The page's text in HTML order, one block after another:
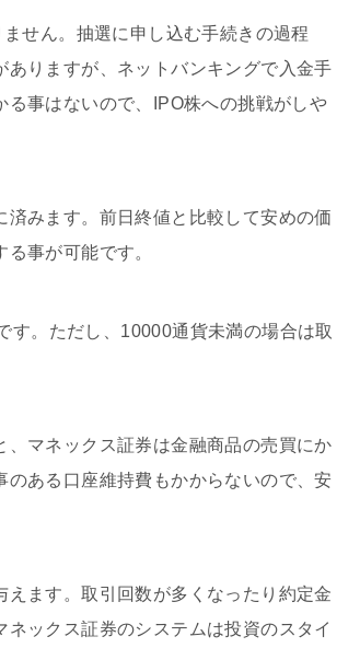
せん。抽選に申し込む手続きの過程
りますが、ネットバンキングで入金手
事はないので、IPO株への挑戦がしや
みます。前日終値と比較して安めの価
事が可能です。
す。ただし、10000通貨未満の場合は取
マネックス証券は金融商品の売買にか
ある口座維持費もかからないので、安
ます。取引回数が多くなったり約定金
ックス証券のシステムは投資のスタイ